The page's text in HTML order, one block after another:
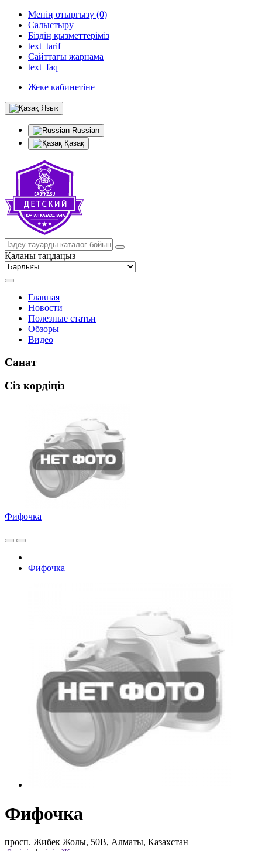
Менің отырғызу (0)
Салыстыру
Біздің қызметтеріміз
text_tarif
Сайттағы жарнама
text_faq
Жеке кабинетіне
Язык
Russian
Қазақ
Қаланы таңдаңыз
Главная
Новости
Полезные статьи
Обзоры
Видео
Санат
Сіз көрдіңіз
Фифочка
Фифочка
Фифочка
просп. Жибек Жолы, 50В, Алматы, Казахстан